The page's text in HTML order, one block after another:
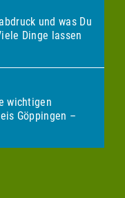
und was Du
Dinge lassen
wichtigen
Göppingen –